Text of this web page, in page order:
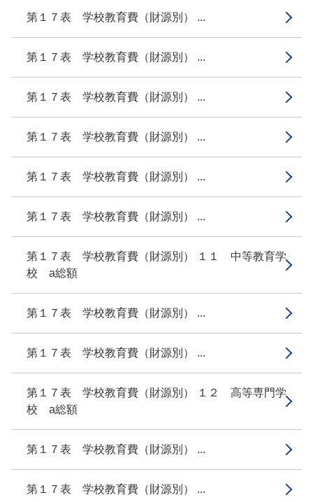
第１７表 学校教育費（財源別） ...
第１７表 学校教育費（財源別） ...
第１７表 学校教育費（財源別） ...
第１７表 学校教育費（財源別） ...
第１７表 学校教育費（財源別） ...
第１７表 学校教育費（財源別） ...
第１７表 学校教育費（財源別） １１ 中等教育学
校 a総額
第１７表 学校教育費（財源別） ...
第１７表 学校教育費（財源別） ...
第１７表 学校教育費（財源別） １２ 高等専門学
校 a総額
第１７表 学校教育費（財源別） ...
第１７表 学校教育費（財源別） ...